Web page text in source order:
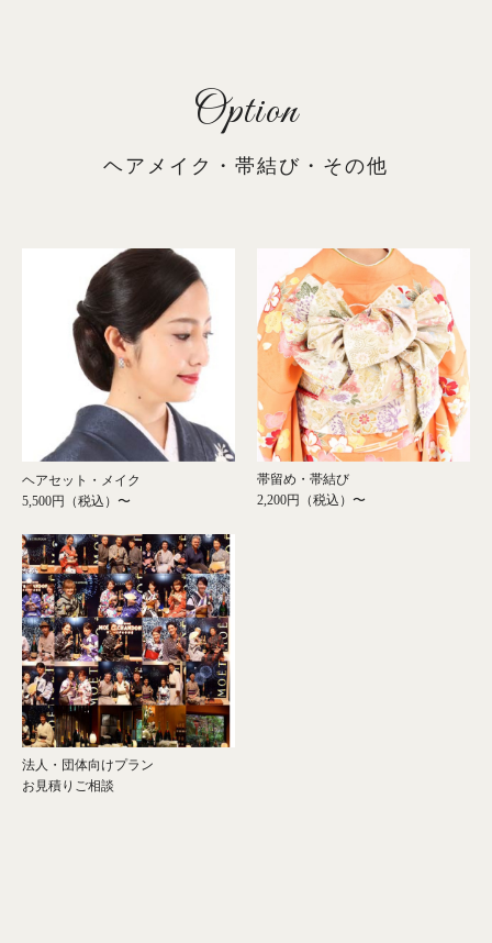
Option
ヘアメイク・帯結び・その他
ヘアセット・メイク
5,500円（税込）〜
帯留め・帯結び
2,200円（税込）〜
法人・団体向けプラン
お見積りご相談